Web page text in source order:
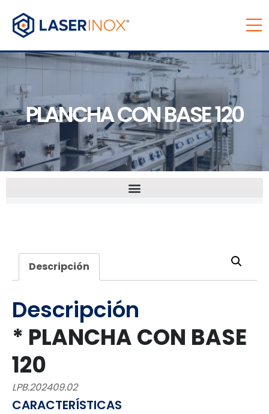
PLANCHA CON BASE 120
Descripción
Descripción
* PLANCHA CON BASE
120
LPB.202409.02
CARACTERÍSTICAS